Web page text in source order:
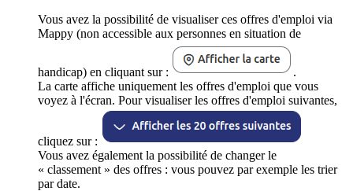
Vous avez la possibilité de visualiser ces offres d'emploi via
Mappy (non accessible aux personnes en situation de
handicap) en cliquant sur :
.
La carte affiche uniquement les offres d'emploi que vous
voyez à l'écran. Pour visualiser les offres d'emploi suivantes,
cliquez sur :
Vous avez également la possibilité de changer le
« classement » des offres : vous pouvez par exemple les trier
par date.